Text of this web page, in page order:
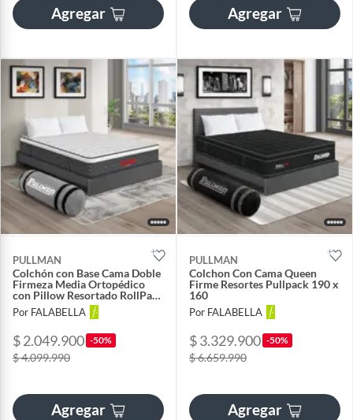
Agregar Agregar
PULLMAN
Colchón con Base Cama Doble
Firmeza Media Ortopédico
con Pillow Resortado RollPack
140 x 190 cm + 2 Almohada
Por FALABELLA
$ 2.049.900 -50%
$ 4.099.990
Agregar
PULLMAN
Colchon Con Cama Queen
Firme Resortes Pullpack 190 x
160
Por FALABELLA
$ 3.329.900 -50%
$ 6.659.990
Agregar